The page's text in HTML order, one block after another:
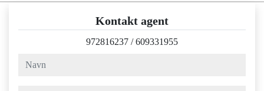
Kontakt agent
972816237 /609331955
navn